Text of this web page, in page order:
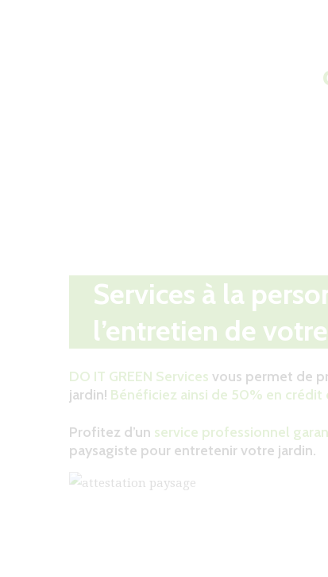
Services à la
l’entretien de
DO IT GREEN Services vous permet de
jardin! Bénéficiez ainsi de 50% en
Profitez d’un service professionnel
paysagiste pour entretenir votre jardin.